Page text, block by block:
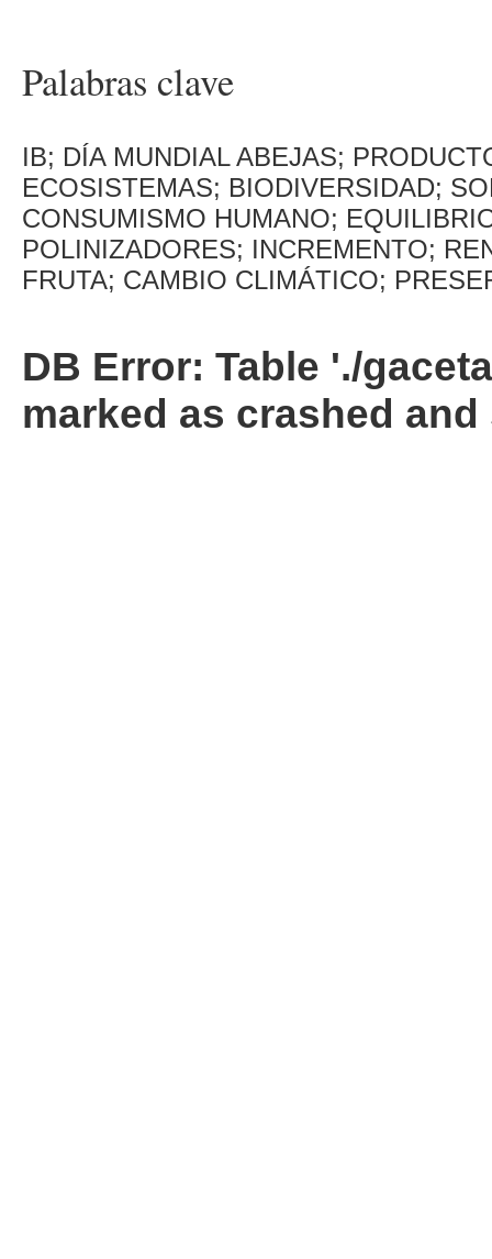
Palabras clave
IB; DÍA MUNDIAL ABEJAS;
ECOSISTEMAS; BIODIVERSIDAD;
CONSUMISMO HUMANO;
POLINIZADORES; INCREMENTO;
FRUTA; CAMBIO CLIMÁTICO;
DB Error: Table './
marked as crashed